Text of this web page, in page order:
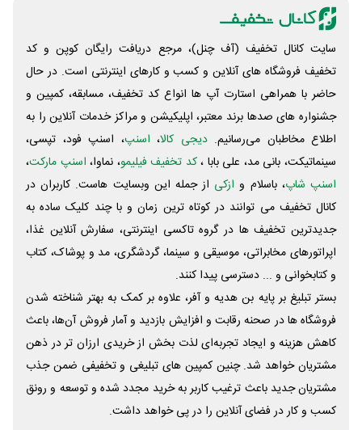
سایت کانال تخفیف (آف چنل)، مرجع دریافت رایگان کوپن و کد
تخفیف فروشگاه های آنلاین و کسب و‌ کارهای اینترنتی است. در حال
حاضر با همراهی استارت آپ ها انواع کد تخفیف، مسابقه، کمپین و
جشنواره های صدها برند معتبر، اپلیکیشن و مراکز خدمات آنلاین را به
اطلاع مخاطبان می‌رسانیم. دیجی کالا، اسنپ، اسنپ فود، تپسی،
سینماتیکت، بانی مد، علی‌ بابا ،کد تخفیف فیلیمو، نماوا، اسنپ مارکت،
اسنپ شاپ، باسلام و ازکی از جمله این وبسایت ‌هاست. کاربران در
کانال تخفیف می توانند در کوتاه ترین زمان و با چند کلیک ساده به
جدیدترین تخفیف ها در گروه تاکسی اینترنتی، سفارش آنلاین غذا،
اپراتورهای مخابراتی، موسیقی و سینما، گردشگری، مد و پوشاک، کتاب
و کتابخوانی و ... دسترسی پیدا کنند.
بستر تبلیغ بر پایه بن هدیه و آفر، علاوه بر کمک به بهتر شناخته شدن
فروشگاه ها در صحنه رقابت و افزایش بازدید و آمار فروش آن‌ها، باعث
کاهش هزینه و ایجاد تجربه‌ای لذت بخش از خریدی ارزان تر در ذهن
مشتریان خواهد شد. چنین کمپین های تبلیغی و تخفیفی ضمن جذب
مشتریان جدید باعث ترغیب کاربر به خرید مجدد شده و توسعه و رونق
کسب و کار در فضای آنلاین را در پی خواهد داشت.